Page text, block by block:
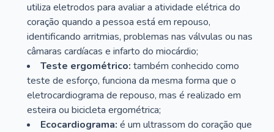
utiliza eletrodos para avaliar a atividade elétrica do
coração quando a pessoa está em repouso,
identificando arritmias, problemas nas válvulas ou nas
câmaras cardíacas e infarto do miocárdio;
Teste ergométrico: também conhecido como
teste de esforço, funciona da mesma forma que o
eletrocardiograma de repouso, mas é realizado em
esteira ou bicicleta ergométrica;
Ecocardiograma: é um ultrassom do coração que